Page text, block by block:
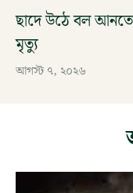
ছাদে উঠে বল আনতে
মৃত্যু
আগস্ট ৭, ২০২৬